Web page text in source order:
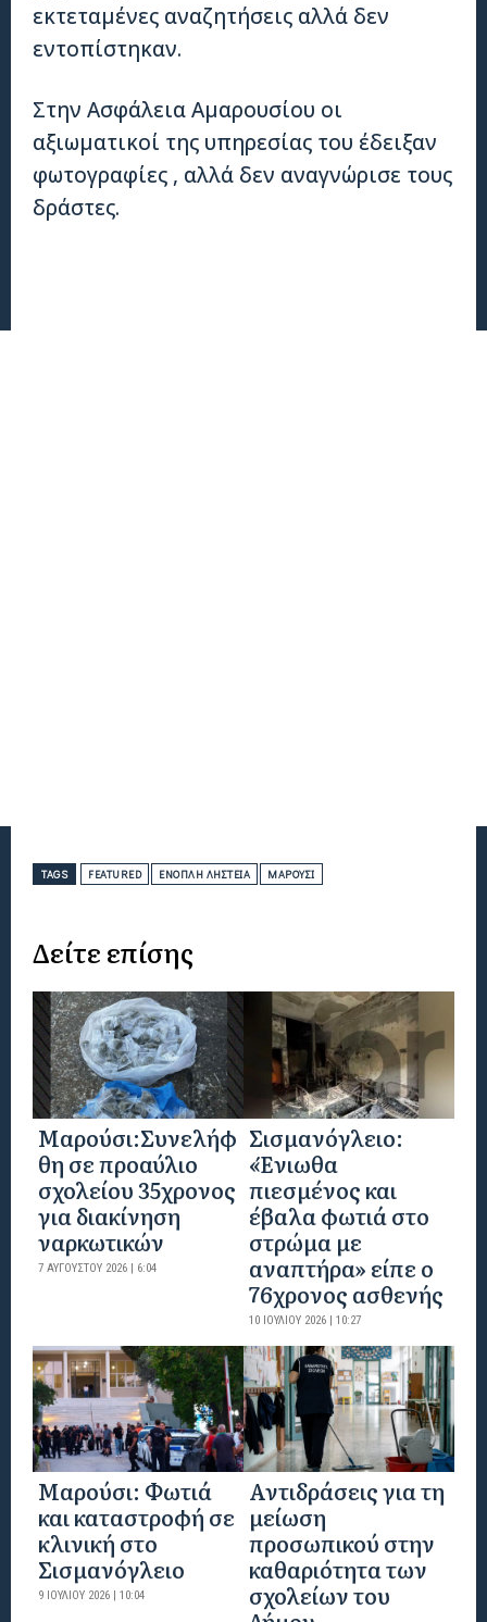
εκτεταμένες αναζητήσεις αλλά δεν
εντοπίστηκαν.
Στην Ασφάλεια Αμαρουσίου οι
αξιωματικοί της υπηρεσίας του έδειξαν
φωτογραφίες , αλλά δεν αναγνώρισε τους
δράστες.
TAGS FEATURED ΈΝΟΠΛΗ ΛΗΣΤΕΊΑ ΜΑΡΟΎΣΙ
Δείτε επίσης
Μαρούσι:Συνελήφ
θη σε προαύλιο
σχολείου 35χρονος
για διακίνηση
ναρκωτικών
7 ΑΥΓΟΎΣΤΟΥ 2026 | 6:04
Σισμανόγλειο:
«Ένιωθα
πιεσμένος και
έβαλα φωτιά στο
στρώμα με
αναπτήρα» είπε ο
76χρονος ασθενής
10 ΙΟΥΛΊΟΥ 2026 | 10:27
Μαρούσι: Φωτιά
και καταστροφή σε
κλινική στο
Σισμανόγλειο
9 ΙΟΥΛΊΟΥ 2026 | 10:04
Αντιδράσεις για τη
μείωση
προσωπικού στην
καθαριότητα των
σχολείων του